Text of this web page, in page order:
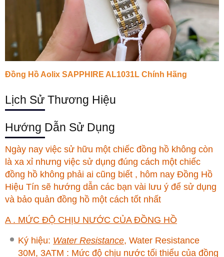
Đồng Hồ Aolix SAPPHIRE AL1031L Chính Hãng
Lịch Sử Thương Hiệu
Hướng Dẫn Sử Dụng
Ngày nay việc sử hữu một chiếc đồng hồ không còn
là xa xỉ nhưng việc sử dụng đúng cách một chiếc
đồng hồ không phải ai cũng biết , hôm nay Đồng Hồ
Hiệu Tín sẽ hướng dẫn các bạn vài lưu ý để sử dụng
và bảo quản đồng hồ một cách tốt nhất
A . MỨC ĐỘ CHỊU NƯỚC CỦA ĐỒNG HỒ
Ký hiệu: Water Resistance, Water Resistance
30M, 3ATM : Mức độ chịu nước tối thiểu của đồng